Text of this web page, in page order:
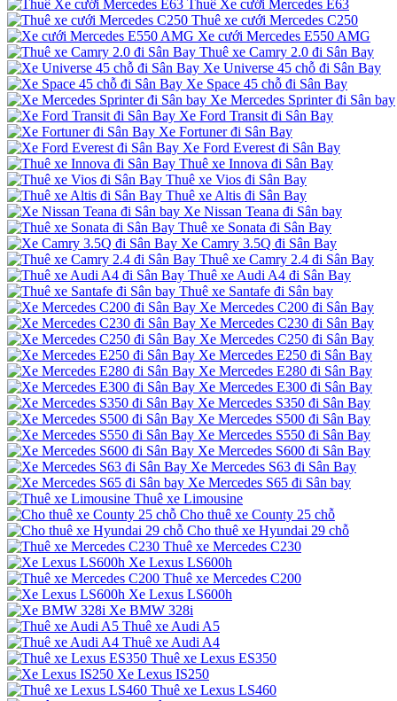
Thuê Xe cưới Mercedes E63
Thuê xe cưới Mercedes C250
Xe cưới Mercedes E550 AMG
Thuê xe Camry 2.0 đi Sân Bay
Xe Universe 45 chỗ đi Sân Bay
Xe Space 45 chỗ đi Sân Bay
Xe Mercedes Sprinter đi Sân bay
Xe Ford Transit đi Sân Bay
Xe Fortuner đi Sân Bay
Xe Ford Everest đi Sân Bay
Thuê xe Innova đi Sân Bay
Thuê xe Vios đi Sân Bay
Thuê xe Altis đi Sân Bay
Xe Nissan Teana đi Sân bay
Thuê xe Sonata đi Sân Bay
Xe Camry 3.5Q đi Sân Bay
Thuê xe Camry 2.4 đi Sân Bay
Thuê xe Audi A4 đi Sân Bay
Thuê xe Santafe đi Sân bay
Xe Mercedes C200 đi Sân Bay
Xe Mercedes C230 đi Sân Bay
Xe Mercedes C250 đi Sân Bay
Xe Mercedes E250 đi Sân Bay
Xe Mercedes E280 đi Sân Bay
Xe Mercedes E300 đi Sân Bay
Xe Mercedes S350 đi Sân Bay
Xe Mercedes S500 đi Sân Bay
Xe Mercedes S550 đi Sân Bay
Xe Mercedes S600 đi Sân Bay
Xe Mercedes S63 đi Sân Bay
Xe Mercedes S65 đi Sân bay
Thuê xe Limousine
Cho thuê xe County 25 chỗ
Cho thuê xe Hyundai 29 chỗ
Thuê xe Mercedes C230
Xe Lexus LS600h
Thuê xe Mercedes C200
Xe Lexus LS600h
Xe BMW 328i
Thuê xe Audi A5
Thuê xe Audi A4
Thuê xe Lexus ES350
Xe Lexus IS250
Thuê xe Lexus LS460